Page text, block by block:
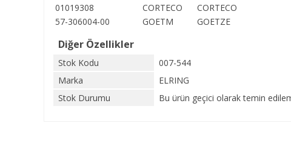
01019308
CORTECO
CORTECO
57-306004-00
GOETM GOETZE
Diğer Özellikler
Stok Kodu
007-544
Marka
ELRING
Stok Durumu
Bu ürün geçici olarak temin